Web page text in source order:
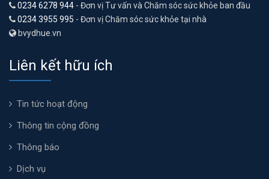
0234 6278 944 - Đơn vị Tư vấn và Chăm sóc sức khỏe ban đầu
0234 3955 995 - Đơn vị Chăm sóc sức khỏe tại nhà
bvydhue.vn
Liên kết hữu ích
Tin tức hoạt động
Thông tin cộng đồng
Thông báo
Dịch vụ